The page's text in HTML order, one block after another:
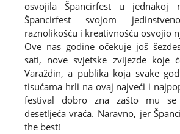
osvojila Špancirfest u jednakoj
Špancirfest svojom
raznolikošću i kreativnošću osvojio
Ove nas godine očekuje još
sati, nove svjetske zvijezde koje
Varaždin, a publika koja svake
tisućama hrli na ovaj najveći i
festival dobro zna zašto mu
desetljeća vraća. Naravno, jer
the best!